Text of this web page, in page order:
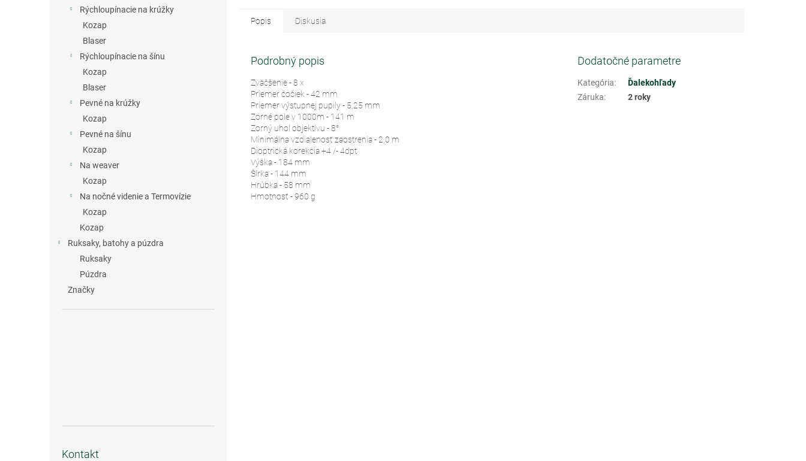
Rýchloupínacie na krúžky
Kozap
Blaser
Rýchloupínacie na šínu
Kozap
Blaser
Pevné na krúžky
Kozap
Pevné na šínu
Kozap
Na weaver
Kozap
Na nočné videnie a Termovízie
Kozap
Kozap
Ruksaky, batohy a púzdra
Ruksaky
Púzdra
Značky
Kontakt
Popis Diskusia
Podrobný popis
Zväčšenie - 8 x
Priemer čočiek - 42 mm
Priemer výstupnej pupily - 5,25 mm
Zorné pole v 1000m - 141 m
Zorný uhol objektívu - 8°
Minimálna vzdialenosť zaostrenia - 2,0 m
Dioptrická korekcia +4 /- 4dpt
Výška - 184 mm
Šírka - 144 mm
Hrúbka - 58 mm
Hmotnosť - 960 g
Dodatočné parametre
Kategória:
Ďalekohľady
Záruka: 2 roky